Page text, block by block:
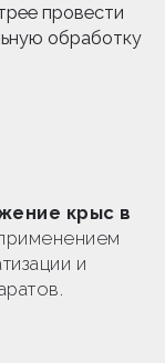
провести
обработку
крыс в
и